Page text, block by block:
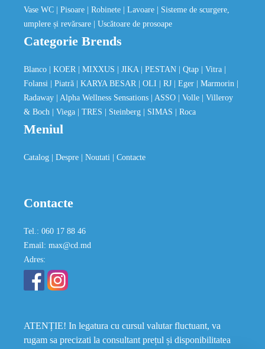
Vase WC | Pisoare | Robinete | Lavoare
| Sisteme de scurgere,
umplere și revărsare
| Uscătoare de prosoape
Categorie Brends
Blanco | KOER | MIXXUS | JIKA | PESTAN | Qtap | Vitra
Folansi
| Piatră | KARYA BESAR | OLI | RJ | Eger | Marmorin
Radaway
| Alpha Wellness Sensations | ASSO | Volle
| Villeroy
& Boch
| Viega | TRES | Steinberg | SIMAS | Roca
Meniul
Catalog | Despre | Noutati | Contacte
Contacte
Tel.: 060 17 88 46
Email: max@cd.md
Adres:
ATENȚIE! In legatura cu cursul valutar fluctuant, va
rugam sa precizati la consultant prețul și disponibilitatea